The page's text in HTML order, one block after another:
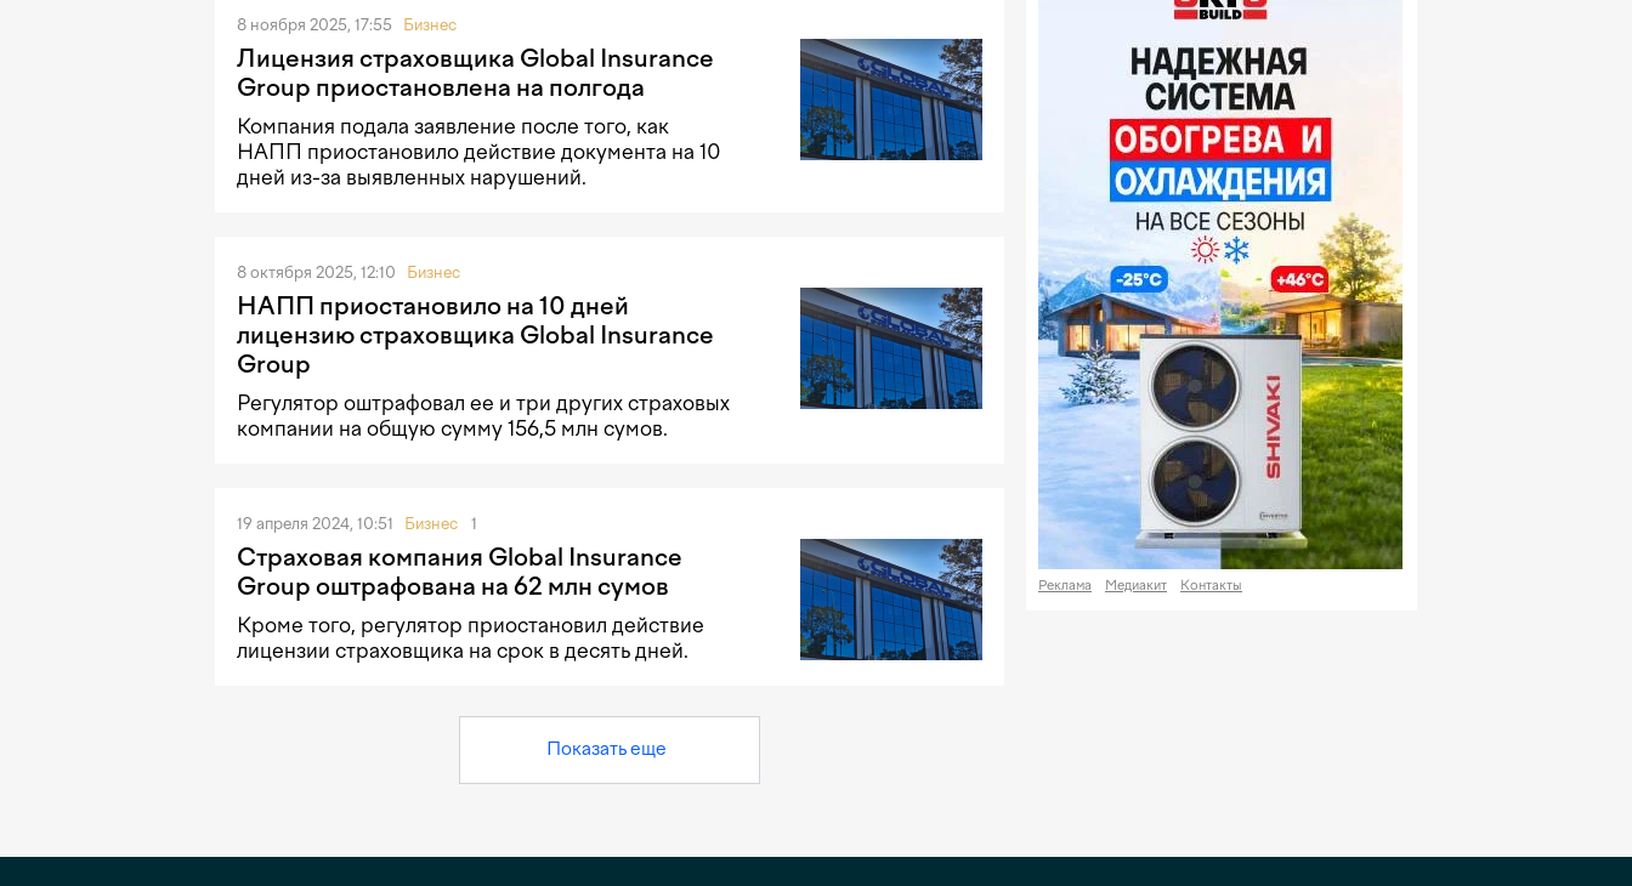
8 ноября 2025, 17:55 Бизнес
Лицензия страховщика Global Insurance
Group приостановлена на полгода
Компания подала заявление после того, как
НАПП приостановило действие документа на 10
дней из-за выявленных нарушений.
8 октября 2025, 12:10 Бизнес
НАПП приостановило на 10 дней
лицензию страховщика Global Insurance
Group
Регулятор оштрафовал ее и три других страховых
компании на общую сумму 156,5 млн сумов.
19 апреля 2024, 10:51 Бизнес 1
Страховая компания Global Insurance
Group оштрафована на 62 млн сумов
Кроме того, регулятор приостановил действие
лицензии страховщика на срок в десять дней.
Показать еще
Реклама Медиакит Контакты